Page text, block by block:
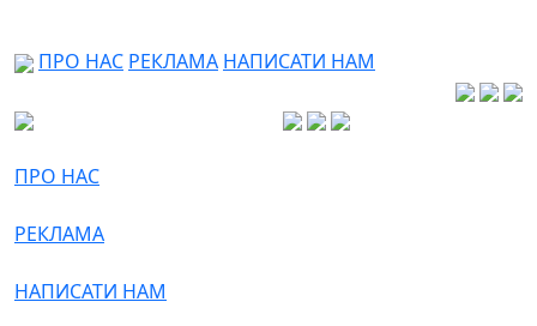
ПРО НАС РЕКЛАМА НАПИСАТИ НАМ
ПРО НАС
РЕКЛАМА
НАПИСАТИ НАМ